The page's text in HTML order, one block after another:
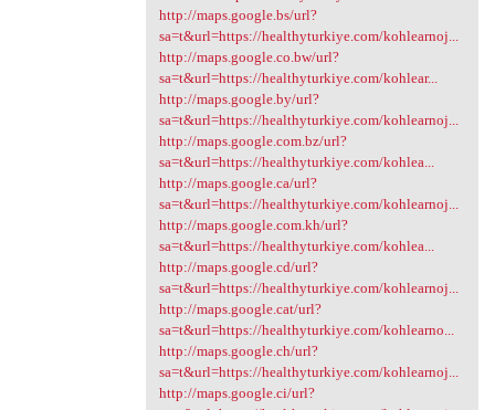
http://maps.google.bs/url?
sa=t&url=https://healthyturkiye.com/kohlearnoj...
http://maps.google.co.bw/url?
sa=t&url=https://healthyturkiye.com/kohlear...
http://maps.google.by/url?
sa=t&url=https://healthyturkiye.com/kohlearnoj...
http://maps.google.com.bz/url?
sa=t&url=https://healthyturkiye.com/kohlea...
http://maps.google.ca/url?
sa=t&url=https://healthyturkiye.com/kohlearnoj...
http://maps.google.com.kh/url?
sa=t&url=https://healthyturkiye.com/kohlea...
http://maps.google.cd/url?
sa=t&url=https://healthyturkiye.com/kohlearnoj...
http://maps.google.cat/url?
sa=t&url=https://healthyturkiye.com/kohlearno...
http://maps.google.ch/url?
sa=t&url=https://healthyturkiye.com/kohlearnoj...
http://maps.google.ci/url?